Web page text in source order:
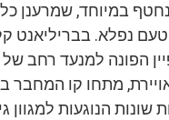
במיוחד, שמרענן כל
נפלא. בבריליאנט
הפונה למנעד רחב של
מתחו קו המחבר
שונות הנוגעות למגוון